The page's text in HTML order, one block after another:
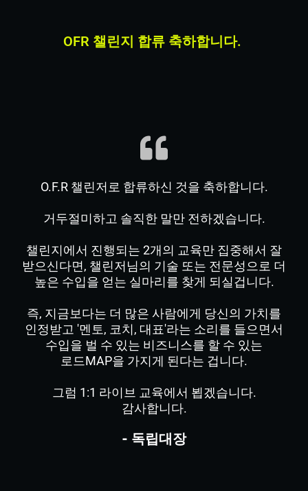
OFR 챌린지 합류 축하합니다.
O.F.R 챌린저로 합류하신 것을 축하합니다.
거두절미하고 솔직한 말만 전하겠습니다.
챌린지에서 진행되는 2개의 교육만 집중해서 잘
받으신다면, 챌린저님의 기술 또는 전문성으로 더
높은 수입을 얻는 실마리를 찾게 되실겁니다.
즉, 지금보다는 더 많은 사람에게 당신의 가치를
인정받고 '멘토, 코치, 대표'라는 소리를 들으면서
수입을 벌 수 있는 비즈니스를 할 수 있는
로드MAP을 가지게 된다는 겁니다.
그럼 1:1 라이브 교육에서 뵙겠습니다.
감사합니다.
- 독립대장